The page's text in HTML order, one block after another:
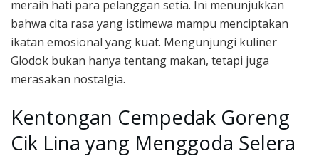
meraih hati para pelanggan setia. Ini menunjukkan
bahwa cita rasa yang istimewa mampu menciptakan
ikatan emosional yang kuat. Mengunjungi kuliner
Glodok bukan hanya tentang makan, tetapi juga
merasakan nostalgia.
Kentongan Cempedak Goreng
Cik Lina yang Menggoda Selera